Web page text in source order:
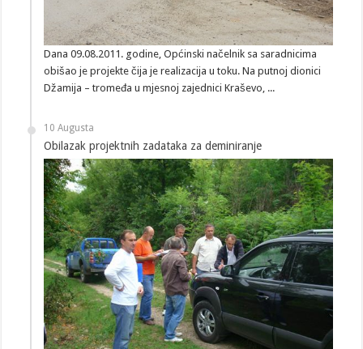
Dana 09.08.2011. godine, Općinski načelnik sa saradnicima
obišao je projekte čija je realizacija u toku. Na putnoj dionici
Džamija – tromeđa u mjesnoj zajednici Kraševo, ...
10 Augusta
Obilazak projektnih zadataka za deminiranje